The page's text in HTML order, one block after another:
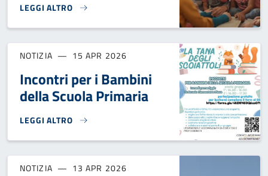
LEGGI ALTRO
BANDO "FATTORE FAMIGLIA"}
NOTIZIA 15 APR 2026
Incontri per i Bambini
della Scuola Primaria
LEGGI ALTRO
INCONTRI PER I BAMBINI DELLA SCUOLA PRIMARIA}
NOTIZIA 13 APR 2026